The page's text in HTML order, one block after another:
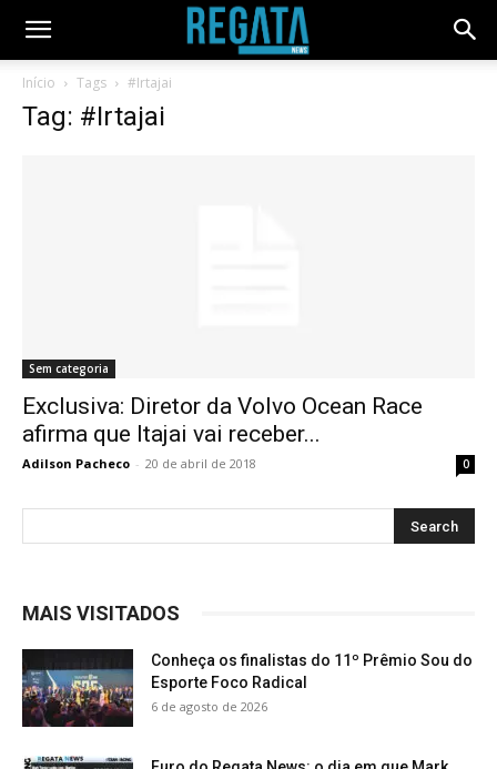
Início Tags #Irtajai
Tag: #Irtajai
Sem categoria
Exclusiva: Diretor da Volvo Ocean Race
afirma que Itajai vai receber...
Adilson Pacheco - 20 de abril de 2018 0
MAIS VISITADOS
Conheça os finalistas do 11º Prêmio Sou do
Esporte Foco Radical
6 de agosto de 2026